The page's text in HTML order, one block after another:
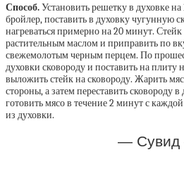
Способ.Установить решетку в духовке
бройлер, поставить в духовку чугунную
нагреваться примерно на 20 минут. Стейк
растительным маслом и приправить по
свежемолотым черным перцем. По
духовки сковороду и поставить на
выложить стейк на сковороду. Жарить
стороны, а затем переставить сковороду
готовить мясо в течение 2 минут с
из духовки.
—